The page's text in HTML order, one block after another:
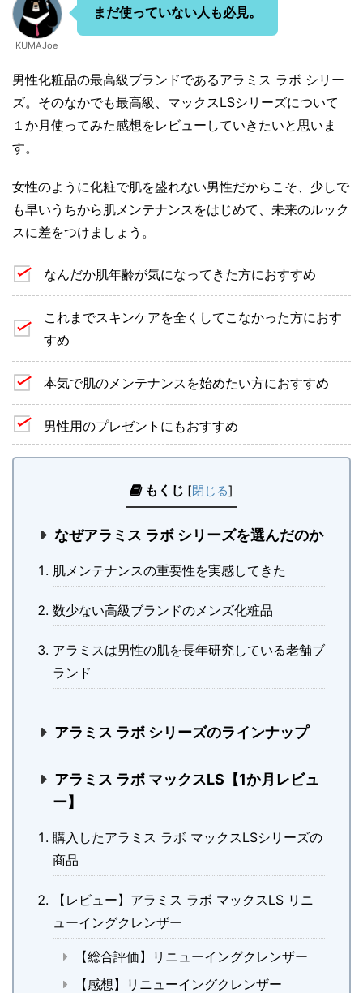
KUMAJoe
まだ使っていない人も必見。
男性化粧品の最高級ブランドであるアラミス ラボ シリー
ズ。そのなかでも最高級、マックスLSシリーズについて
１か月使ってみた感想をレビューしていきたいと思いま
す。
女性のように化粧で肌を盛れない男性だからこそ、少しで
も早いうちから肌メンテナンスをはじめて、未来のルック
スに差をつけましょう。
なんだか肌年齢が気になってきた方におすすめ
これまでスキンケアを全くしてこなかった方におす
すめ
本気で肌のメンテナンスを始めたい方におすすめ
男性用のプレゼントにもおすすめ
もくじ [閉じる]
なぜアラミス ラボ シリーズを選んだのか
肌メンテナンスの重要性を実感してきた
数少ない高級ブランドのメンズ化粧品
アラミスは男性の肌を長年研究している老舗ブ
ランド
アラミス ラボ シリーズのラインナップ
アラミス ラボ マックスLS【1か月レビュ
ー】
購入したアラミス ラボ マックスLSシリーズの
商品
【レビュー】アラミス ラボ マックスLS リニ
ューイングクレンザー
【総合評価】リニューイングクレンザー
【感想】リニューイングクレンザー